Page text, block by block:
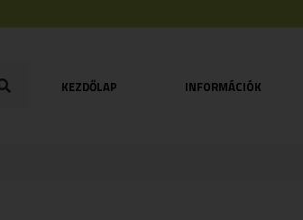
KEZDŐLAP INFORMÁCIÓK